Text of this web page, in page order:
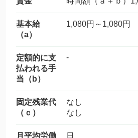
基本給
（a）
1,080円～1,080円
定額的に支
払われる手
当（b）
-
固定残業代
（ｃ）
なし
なし
月平均労働 日